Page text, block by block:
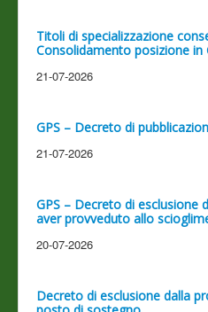
Titoli di specializzazione
Consolidamento posizione in
21-07-2026
GPS – Decreto di
21-07-2026
GPS – Decreto di esclusione
aver provveduto allo
20-07-2026
Decreto di esclusione dalla